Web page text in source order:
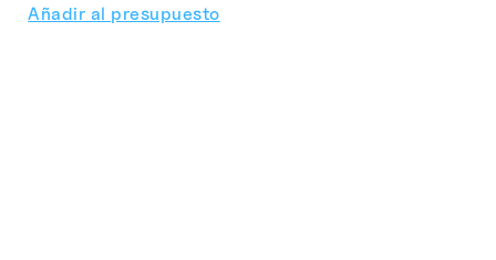
Añadir al presupuesto